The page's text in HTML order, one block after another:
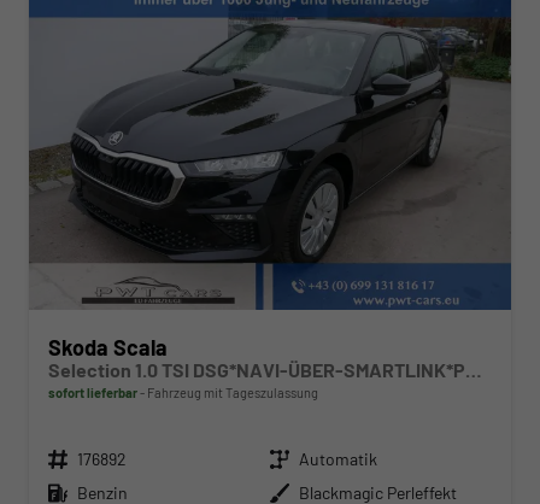
Skoda Scala
Selection 1.0 TSI DSG*NAVI-ÜBER-SMARTLINK*PDC-HI*LED*TEMPOMAT*SHZ*DAB*KLIMA
sofort lieferbar Fahrzeug mit Tageszulassung
Fahrzeugnr. 176892 Getriebe Automatik
Kraftstoff Benzin Außenfarbe Blackmagic Perleffekt